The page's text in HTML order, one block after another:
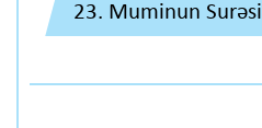
23. Muminun Surəsi